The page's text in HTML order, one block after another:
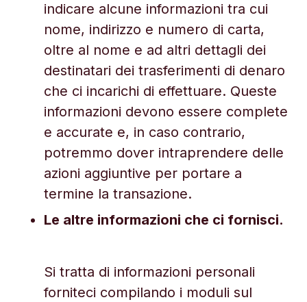
indicare alcune informazioni tra cui
nome, indirizzo e numero di carta,
oltre al nome e ad altri dettagli dei
destinatari dei trasferimenti di denaro
che ci incarichi di effettuare. Queste
informazioni devono essere complete
e accurate e, in caso contrario,
potremmo dover intraprendere delle
azioni aggiuntive per portare a
termine la transazione.
Le altre informazioni che ci fornisci.
Si tratta di informazioni personali
forniteci compilando i moduli sul